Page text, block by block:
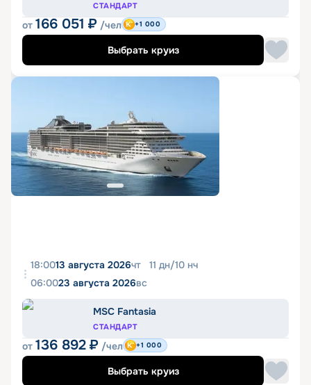
СТАНДАРТ
от 166 051 ₽ /чел +1 000
Выбрать круиз
18:0013 августа 2026чт 11 дн/10 нч
06:0023 августа 2026вс
MSC Fantasia
СТАНДАРТ
от 136 892 ₽ /чел +1 000
Выбрать круиз